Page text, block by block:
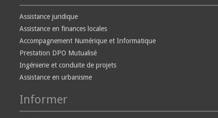
Assistance juridique
Assistance en finances locales
Accompagnement Numérique et Informatique
Prestation DPO Mutualisé
Ingénierie et conduite de projets
Assistance en urbanisme
Informer